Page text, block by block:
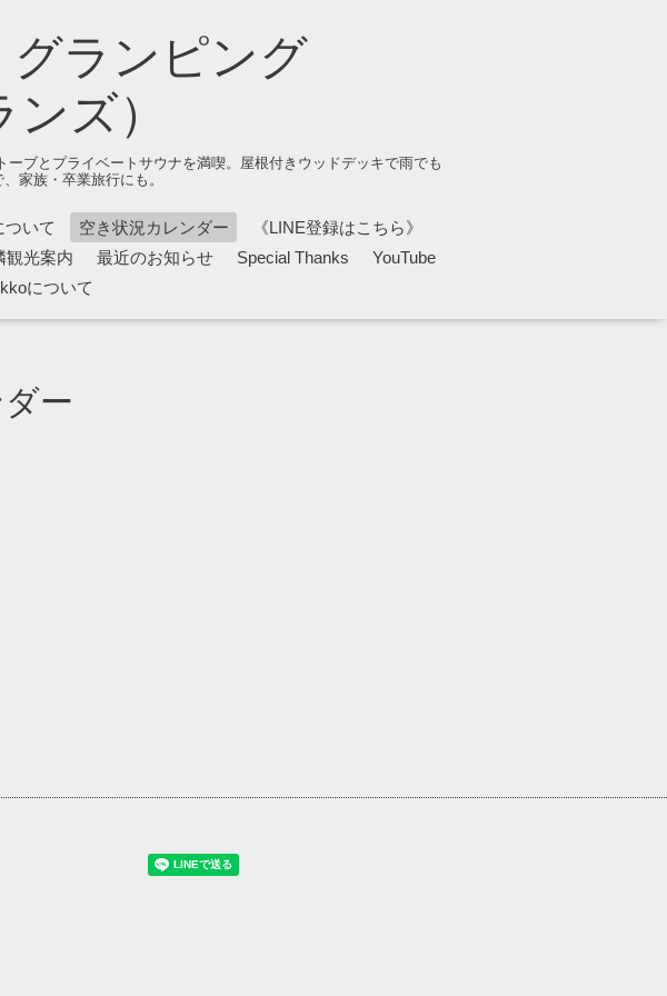
グランピング
ズ）
ブとプライベートサウナを満喫。屋根付きウッドデッキで雨でも
家族・卒業旅行にも。
いて 空き状況カレンダー
《LINE登録はこちら》
観光案内 最近のお知らせ Special Thanks
YouTube
について
ー